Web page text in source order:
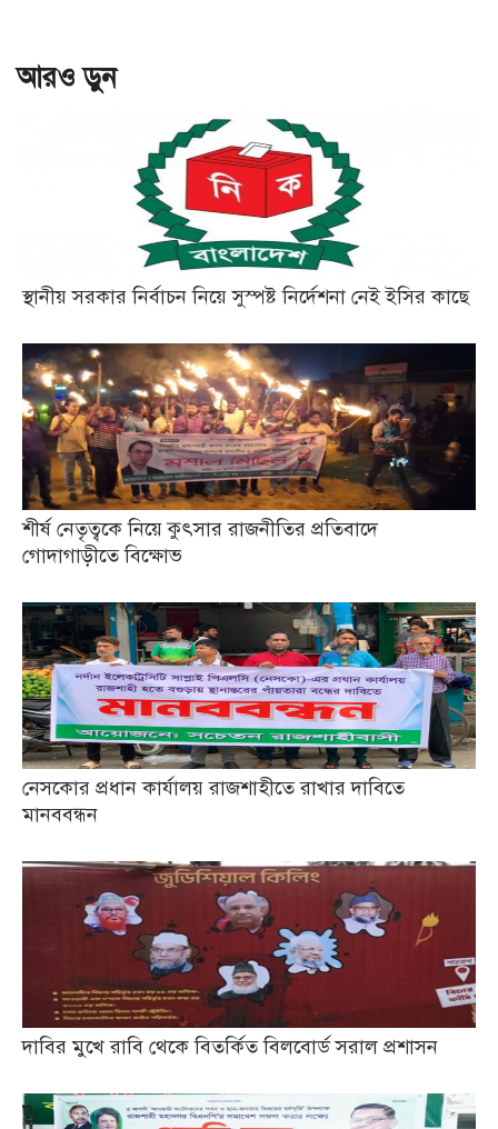
আরও ড়ুন
স্থানীয় সরকার নির্বাচন নিয়ে সুস্পষ্ট নির্দেশনা নেই ইসির কাছে
শীর্ষ নেতৃত্বকে নিয়ে কুৎসার রাজনীতির প্রতিবাদে
গোদাগাড়ীতে বিক্ষোভ
নেসকোর প্রধান কার্যালয় রাজশাহীতে রাখার দাবিতে
মানববন্ধন
দাবির মুখে রাবি থেকে বিতর্কিত বিলবোর্ড সরাল প্রশাসন